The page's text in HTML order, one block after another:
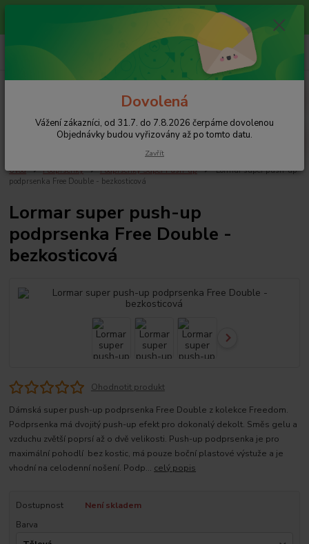
Vážení zákazníci, od 31.7. do 7.8.2026 čerpáme dovolenou
Objednávky budou vyřizovány až po tomto datu.
+420 608 754 282
pište email, pokud nezvedám tel.
Úvod Podprsenky Podprsenky Super Push-up
Lormar super push-up
podprsenka Free Double - bezkosticová
Lormar super push-up
podprsenka Free Double -
bezkosticová
Ohodnotit produkt
Dámská super push-up podprsenka Free Double z kolekce Freedom.
Podprsenka má dvojitý push-up efekt pro dokonalý dekolt. Směs gelu a
vzduchu zvětší poprsí až o dvě velikosti. Push-up podprsenka je pro
maximální pohodlí bez kostic, má pouze boční plastové výstuže a je
vhodní na celodenní nošení. Podp... celý popis
Dostupnost
Není skladem
Barva
Dovolená
Vážení zákazníci, od 31.7. do 7.8.2026 čerpáme dovolenou
Objednávky budou vyřizovány až po tomto datu.
Zavřít